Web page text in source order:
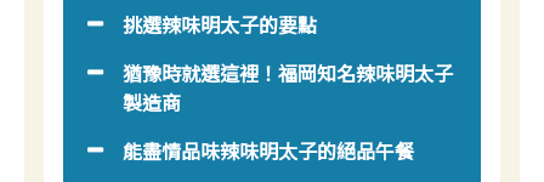
挑選辣味明太子的要點
猶豫時就選這裡！福岡知名辣味明太子
製造商
能盡情品味辣味明太子的絕品午餐